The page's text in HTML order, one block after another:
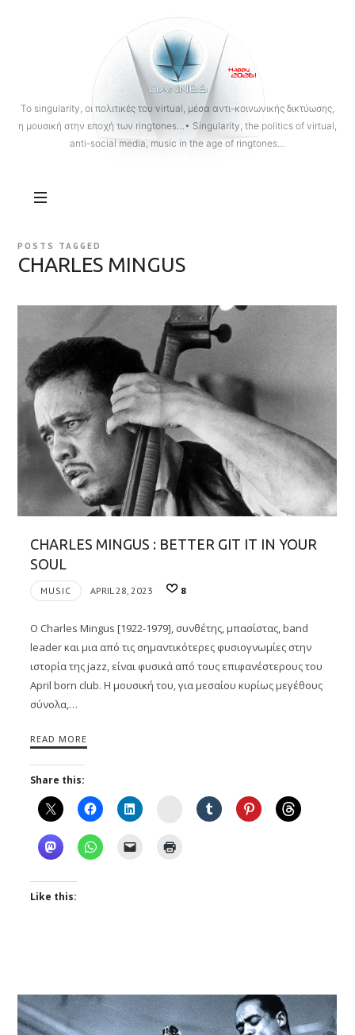
OANNES
To singularity, οι πολιτικές του virtual, μέσα αντι-κοινωνικής δικτύωσης,
η μουσική στην εποχή των ringtones…• Singularity, the politics of virtual,
anti-social media, music in the age of ringtones…
POSTS TAGGED
CHARLES MINGUS
CHARLES MINGUS : BETTER GIT IT IN YOUR
SOUL
MUSIC APRIL 28, 2023 8
Ο Charles Mingus [1922-1979], συνθέτης, μπασίστας, band
leader και μια από τις σημαντικότερες φυσιογνωμίες στην
ιστορία της jazz, είναι φυσικά από τους επιφανέστερους του
April born club. Η μουσική του, για μεσαίου κυρίως μεγέθους
σύνολα,…
READ MORE
Share this:
Instagram
Like this: